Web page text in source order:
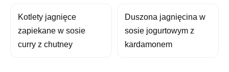
Kotlety jagnięce
zapiekane w sosie
curry z chutney
Duszona jagnięcina w
sosie jogurtowym z
kardamonem